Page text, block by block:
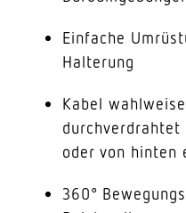
Einfache
Halterung
Kabel
durchverdrahtet
oder von hinten
360°